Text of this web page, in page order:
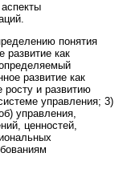
понятия
развитие как
развитие как
и развитию
управления; 3)
управления,
ценностей,